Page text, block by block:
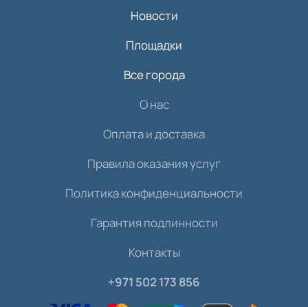
Новости
Площадки
Все города
О нас
Оплата и доставка
Правила оказания услуг
Политика конфиденциальности
Гарантия подлинности
Контакты
+971 502 173 856